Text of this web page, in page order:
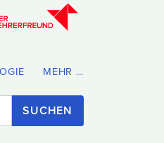
MEHR ...
SUCHEN